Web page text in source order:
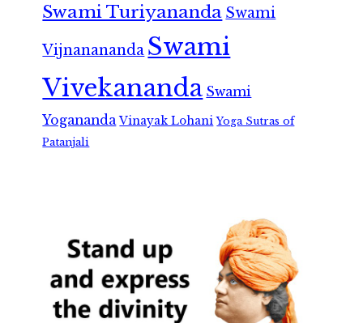
Swami Turiyananda Swami
Vijnanananda Swami
Vivekananda Swami
Yogananda Vinayak Lohani Yoga Sutras of
Patanjali